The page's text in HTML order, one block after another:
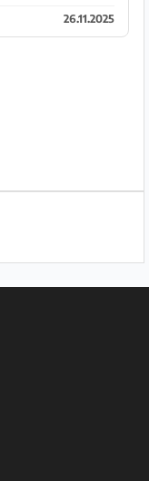
- Grau. Zustand
26.11.2025